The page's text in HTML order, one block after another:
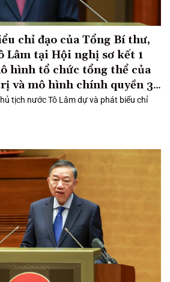
chỉ đạo của Tổng Bí thư,
Lâm tại Hội nghị sơ kết 1
hình tổ chức tổng thể của
và mô hình chính quyền 3
tịch nước Tô Lâm dự và phát biểu chỉ